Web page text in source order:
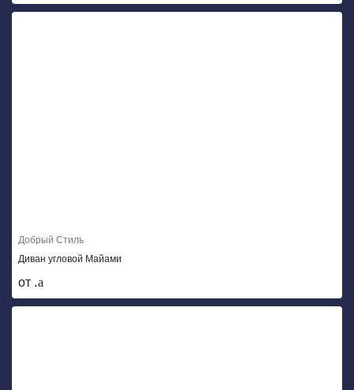
Добрый Стиль
Диван угловой Майами
от .